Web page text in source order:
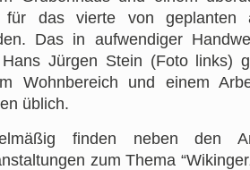
für das vierte von geplanten
Das in aufwendiger
Jürgen Stein (Foto links)
Wohnbereich und einem
üblich.
finden neben den
zum Thema